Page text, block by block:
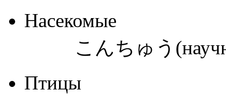
こんちゅう
Птицы